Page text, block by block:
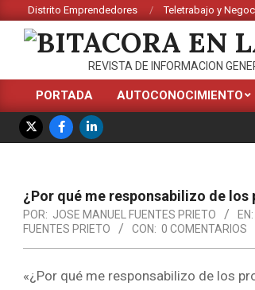
Saltar
contenido
Distrito Emprendedores Teletrabajo y
BITACORA
EN
LA
RED
REVISTA DE INFORMACION
Menú
de
navegación
PORTADA AUTOCONOCIMIENTO
¿Por qué me responsabilizo de los
POR: JOSE MANUEL FUENTES PRIETO EN:
FUENTES PRIETO
CON: 0 COMENTARIOS
«¿Por qué me responsabilizo de los